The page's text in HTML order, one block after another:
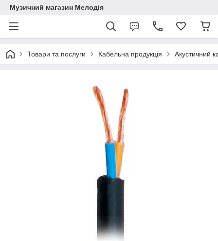
Музичний магазин Мелодія
Товари та послуги Кабельна продукція Акустичний